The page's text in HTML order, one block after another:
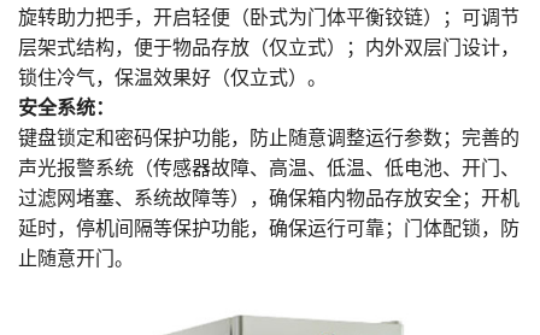
旋转助力把手，开启轻便（卧式为门体平衡铰链）；可调节
层架式结构，便于物品存放（仅立式）；内外双层门设计，
锁住冷气，保温效果好（仅立式）。
安全系统：
键盘锁定和密码保护功能，防止随意调整运行参数；完善的
声光报警系统（传感器故障、高温、低温、低电池、开门、
过滤网堵塞、系统故障等），确保箱内物品存放安全；开机
延时，停机间隔等保护功能，确保运行可靠；门体配锁，防
止随意开门。